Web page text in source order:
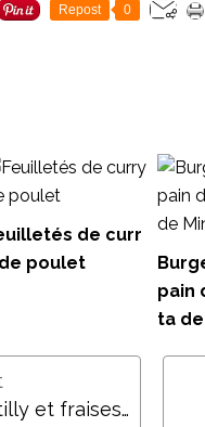
Repost 0
de curr
poulet
pain
ta de
Sponge cake chantilly et fraises au balsamique